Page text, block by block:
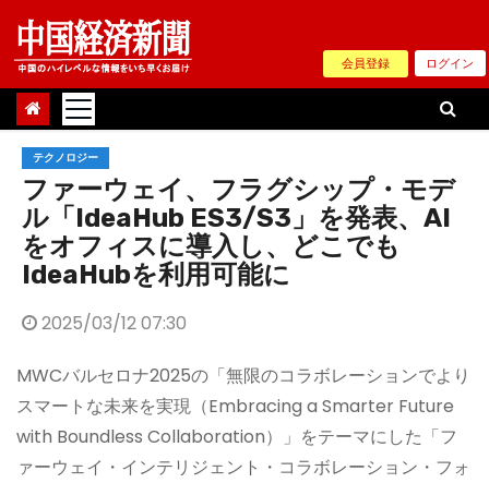
Skip
content
会員登録 ログイン
テクノロジー
ファーウェイ、フラグシップ・モデ
ル「IdeaHub ES3/S3」を発表、AI
をオフィスに導入し、どこでも
IdeaHubを利用可能に
2025/03/12 07:30
MWCバルセロナ2025の「無限のコラボレーションでより
スマートな未来を実現（Embracing a Smarter Future
with Boundless Collaboration）」をテーマにした「フ
ァーウェイ・インテリジェント・コラボレーション・フォ